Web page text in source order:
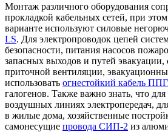
Монтаж различного оборудования
прокладкой кабельных сетей, при
варианте используют силовые
LS. Для электропроводок цепей
безопасности, питания насосов
запасных выходов и путей эвакуации,
приточной вентиляции,
использовать огнестойкий кабель
галогенов. Также важно знать, что
воздушных линиях электропередач,
в жилые дома, хозяйственные
самонесущие провода СИП-2 из